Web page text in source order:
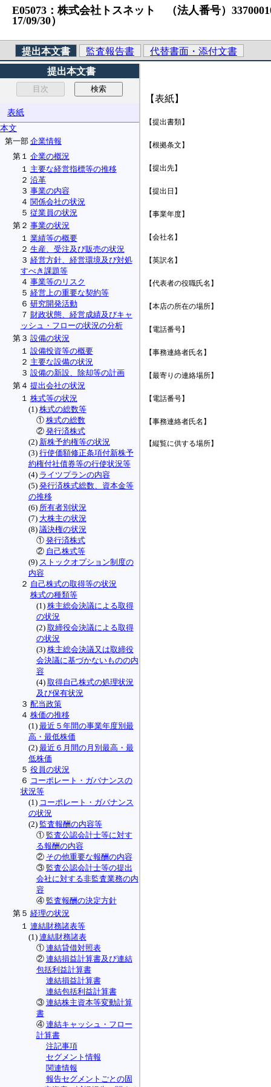
E05073：株式会社トスネット （法人番号）
17/09/30）
提出本文書 監査報告書
代替書面・添付文書
提出本文書